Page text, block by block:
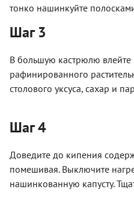
тонко нашинкуйте
Шаг 3
В большую кастрюлю влейте
рафинированного
столового уксуса, сахар и
Шаг 4
Доведите до кипения
помешивая. Выключите
нашинкованную капусту.